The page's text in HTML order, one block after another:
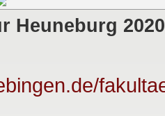
Heuneburg 2020